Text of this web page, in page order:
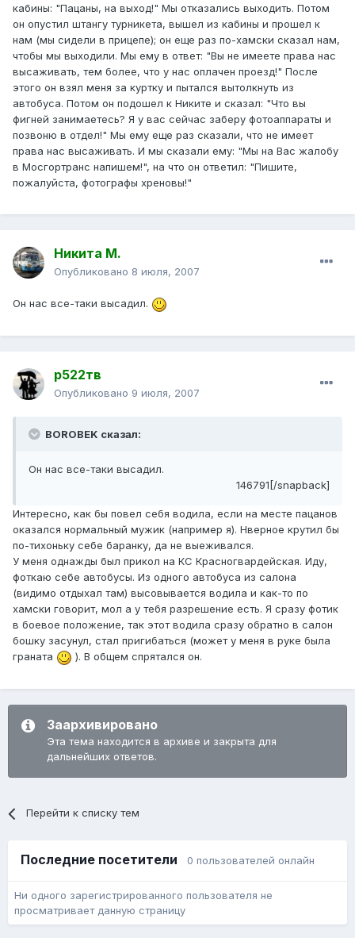
кабины: "Пацаны, на выход!" Мы отказались выходить. Потом
он опустил штангу турникета, вышел из кабины и прошел к
нам (мы сидели в прицепе); он еще раз по-хамски сказал нам,
чтобы мы выходили. Мы ему в ответ: "Вы не имеете права нас
высаживать, тем более, что у нас оплачен проезд!" После
этого он взял меня за куртку и пытался вытолкнуть из
автобуса. Потом он подошел к Никите и сказал: "Что вы
фигней занимаетесь? Я у вас сейчас заберу фотоаппараты и
позвоню в отдел!" Мы ему еще раз сказали, что не имеет
права нас высаживать. И мы сказали ему: "Мы на Вас жалобу
в Мосгортранс напишем!", на что он ответил: "Пишите,
пожалуйста, фотографы хреновы!"
Никита М.
Опубликовано 8 июля, 2007
Он нас все-таки высадил.
р522тв
Опубликовано 9 июля, 2007
BOROBEK сказал:
Он нас все-таки высадил.
146791[/snapback]
Интересно, как бы повел себя водила, если на месте пацанов
оказался нормальный мужик (например я). Нверное крутил бы
по-тихоньку себе баранку, да не выеживался.
У меня однажды был прикол на КС Красногвардейская. Иду,
фоткаю себе автобусы. Из одного автобуса из салона
(видимо отдыхал там) высовывается водила и как-то по
хамски говорит, мол а у тебя разрешение есть. Я сразу фотик
в боевое положение, так этот водила сразу обратно в салон
бошку засунул, стал пригибаться (может у меня в руке была
граната
). В общем спрятался он.
Заархивировано
Эта тема находится в архиве и закрыта для
дальнейших ответов.
Перейти к списку тем
Последние посетители 0 пользователей онлайн
Ни одного зарегистрированного пользователя не
просматривает данную страницу